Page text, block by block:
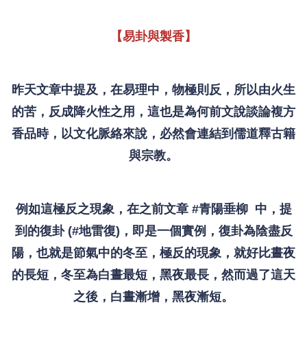
【易卦與製香】
昨天文章中提及，在易理中，物極則反，所以由火生
的苦，反成降火性之用，這也是為何前文說談論複方
香品時，以文化脈絡來說，必然會連結到儒道釋古籍
與宗教。
例如這極反之現象，在之前文章 #青陽垂柳 中，提
到的復卦 (#地雷復)，即是一個實例，復卦為陰盡反
陽，也就是節氣中的冬至，極反的現象，就好比晝夜
的長短，冬至為白晝最短，黑夜最長，然而過了這天
之後，白晝漸增，黑夜漸短。